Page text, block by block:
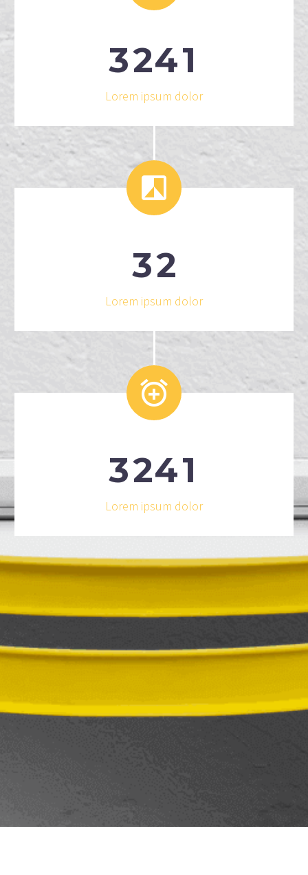
3241
Lorem ipsum dolor


32
Lorem ipsum dolor


3241
Lorem ipsum dolor